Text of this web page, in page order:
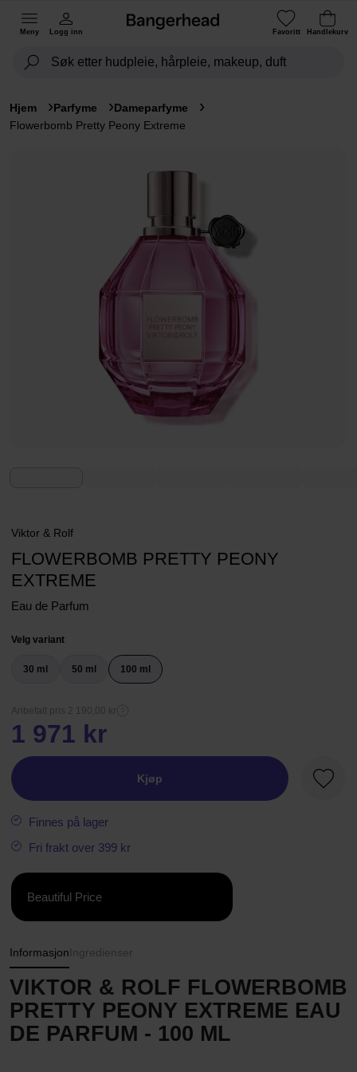
Meny Logg inn Favoritt Handlekurv
Hjem Parfyme
Dameparfyme
Flowerbomb Pretty Peony Extreme
Viktor & Rolf
FLOWERBOMB PRETTY PEONY
EXTREME
Eau de Parfum
Velg variant
30 ml 50 ml 100 ml
Anbefalt pris 2 190,00 kr
1 971 kr
Kjøp
Finnes på lager
Fri frakt over 399 kr
Beautiful Price
Informasjon Ingredienser
VIKTOR & ROLF FLOWERBOMB
PRETTY PEONY EXTREME EAU
DE PARFUM - 100 ML